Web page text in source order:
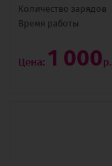
Количество зарядов
Время pаботы
Цена: 1 000р.